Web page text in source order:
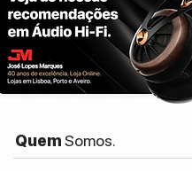
Sensibilidade de 97 dB
Resposta de frequência: 18
+/- 3db• 108 db SPL
Cabo trançado prata-litz de
removível de 2 metros
QuemSomos.